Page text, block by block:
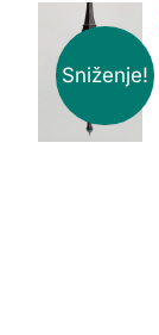
Sniženje!